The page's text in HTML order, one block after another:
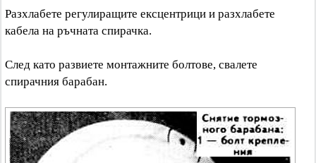
Разхлабете регулиращите ексцентрици и разхлабете
кабела на ръчната спирачка.
След като развиете монтажните болтове, свалете
спирачния барабан.